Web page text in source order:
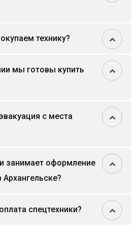
технику?
мы готовы купить
с места
занимает оформление
спецтехники?